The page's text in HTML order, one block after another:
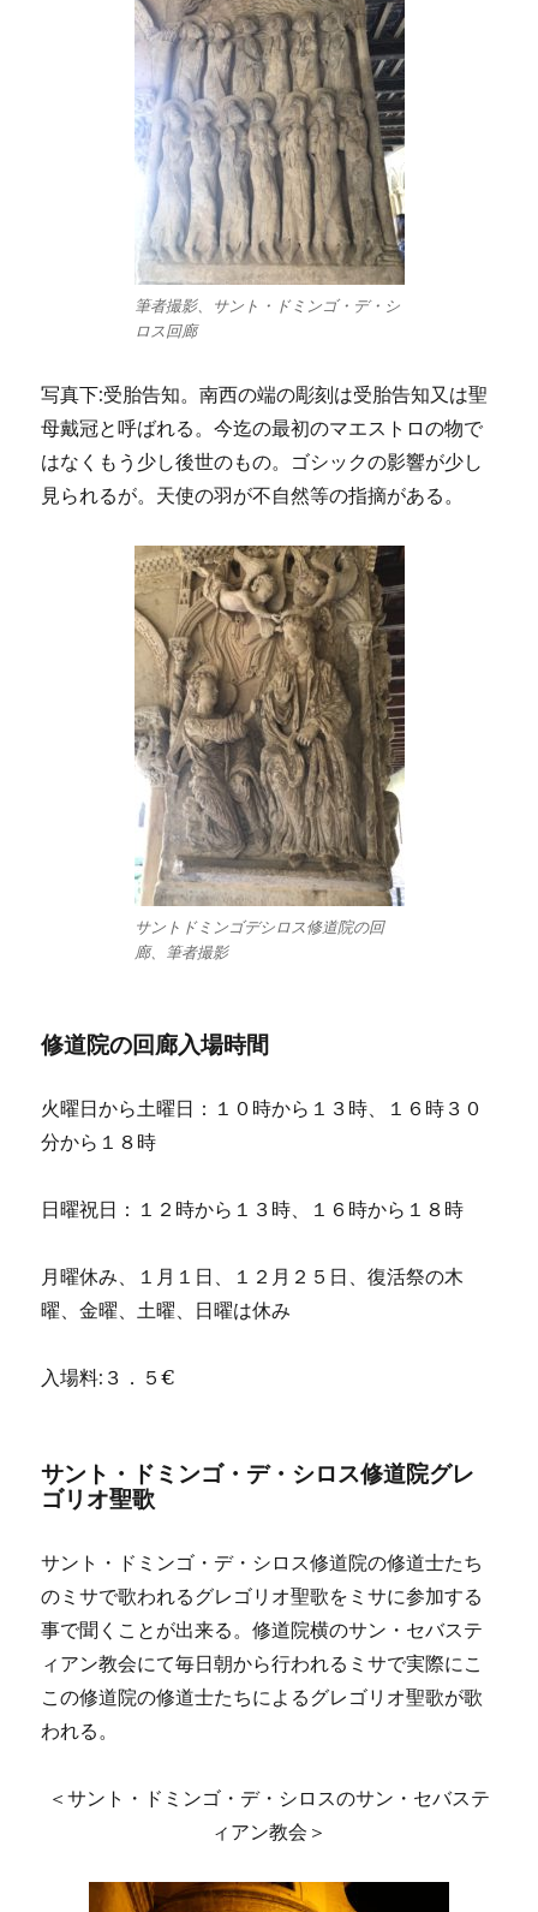
筆者撮影、サント・ドミンゴ・デ・シ
ロス回廊
写真下:受胎告知。南西の端の彫刻は受胎告知又は聖
母戴冠と呼ばれる。今迄の最初のマエストロの物で
はなくもう少し後世のもの。ゴシックの影響が少し
見られるが。天使の羽が不自然等の指摘がある。
サントドミンゴデシロス修道院の回
廊、筆者撮影
修道院の回廊入場時間
火曜日から土曜日：１０時から１３時、１６時３０
分から１８時
日曜祝日：１２時から１３時、１６時から１８時
月曜休み、１月１日、１２月２５日、復活祭の木
曜、金曜、土曜、日曜は休み
入場料:３．５€
サント・ドミンゴ・デ・シロス修道院グレ
ゴリオ聖歌
サント・ドミンゴ・デ・シロス修道院の修道士たち
のミサで歌われるグレゴリオ聖歌をミサに参加する
事で聞くことが出来る。修道院横のサン・セバステ
ィアン教会にて毎日朝から行われるミサで実際にこ
この修道院の修道士たちによるグレゴリオ聖歌が歌
われる。
＜サント・ドミンゴ・デ・シロスのサン・セバステ
ィアン教会＞